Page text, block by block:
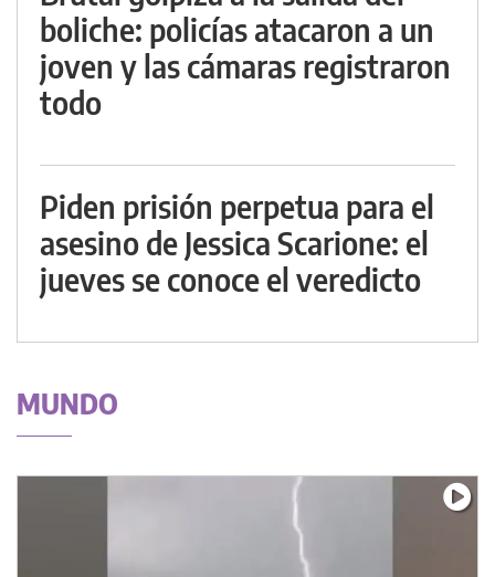
boliche: policías atacaron a un
joven y las cámaras registraron
todo
Piden prisión perpetua para el
asesino de Jessica Scarione: el
jueves se conoce el veredicto
MUNDO